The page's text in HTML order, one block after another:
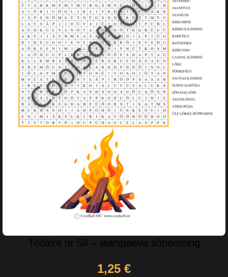
Tööleht nr 58 – jaanipäeva sõnaotsing
1,25 €